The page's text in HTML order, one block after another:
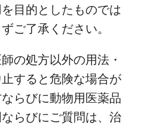
目的としたものでは
ご了承ください。
の処方以外の用法・
すると危険な場合が
らびに動物用医薬品
らびにご質問は、治